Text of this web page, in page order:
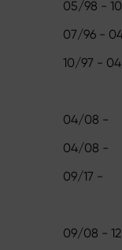
05/98 -
07/96 -
10/97 -
04/08 -
04/08 -
09/17 -
09/08 -